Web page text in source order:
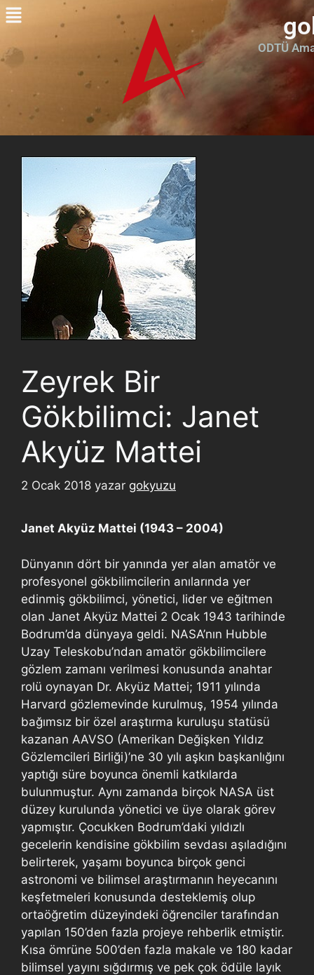
ODTÜ
Zeyrek Bir
Gökbilimci: Janet
Akyüz Mattei
2 Ocak 2018 yazar gokyuzu
Janet Akyüz Mattei (1943 – 2004)
Dünyanın dört bir yanında yer alan amatör ve
profesyonel gökbilimcilerin anılarında yer
edinmiş gökbilimci, yönetici, lider ve eğitmen
olan Janet Akyüz Mattei 2 Ocak 1943 tarihinde
Bodrum’da dünyaya geldi. NASA’nın Hubble
Uzay Teleskobu’ndan amatör gökbilimcilere
gözlem zamanı verilmesi konusunda anahtar
rolü oynayan Dr. Akyüz Mattei; 1911 yılında
Harvard gözlemevinde kurulmuş, 1954 yılında
bağımsız bir özel araştırma kuruluşu statüsü
kazanan AAVSO (Amerikan Değişken Yıldız
Gözlemcileri Birliği)’ne 30 yılı aşkın başkanlığını
yaptığı süre boyunca önemli katkılarda
bulunmuştur. Aynı zamanda birçok NASA üst
düzey kurulunda yönetici ve üye olarak görev
yapmıştır. Çocukken Bodrum’daki yıldızlı
gecelerin kendisine gökbilim sevdası aşıladığını
belirterek, yaşamı boyunca birçok genci
astronomi ve bilimsel araştırmanın heyecanını
keşfetmeleri konusunda desteklemiş olup
ortaöğretim düzeyindeki öğrenciler tarafından
yapılan 150’den fazla projeye rehberlik etmiştir.
Kısa ömrüne 500’den fazla makale ve 180 kadar
bilimsel yayını sığdırmış ve pek çok ödüle layık